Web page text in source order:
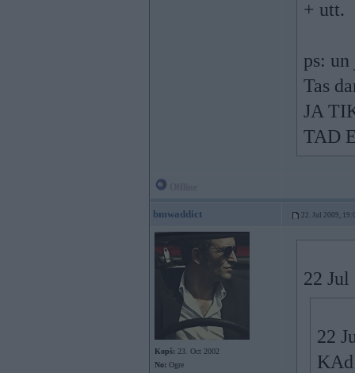
+ utt.
ps:
Tas
JA
TAD
bmwaddict 22. Jul 2009,
Kopš: 23. Oct 2002
No: Ogre
22
22
KAd